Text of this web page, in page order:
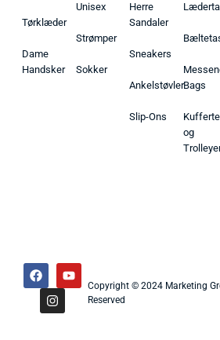
Tørklæder
Dame
Handsker
Unisex
Strømper
Sokker
Herre
Sandaler
Sneakers
Ankelstøvler
Slip-Ons
Bags
og
Copyright © 2024 Marketing
Reserved